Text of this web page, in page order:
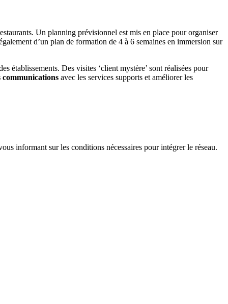
Un planning prévisionnel est mis en place pour organiser
d’un plan de formation de 4 à 6 semaines en immersion sur
établissements. Des visites ‘client mystère’ sont réalisées pour
communications avec les services supports et améliorer les
informant sur les conditions nécessaires pour intégrer le réseau.